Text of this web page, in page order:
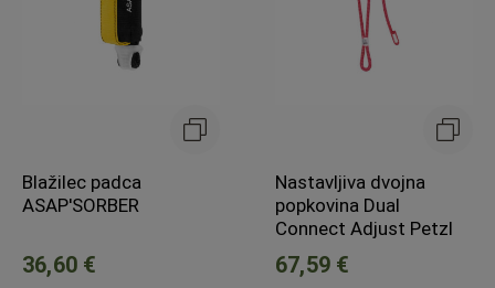
Blažilec padca
ASAP'SORBER
36,60 €
Nastavljiva dvojna
popkovina Dual
Connect Adjust Petzl
67,59 €